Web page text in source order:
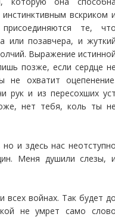
вскриком
те,
или позавчера, и
Выражение
позже, если сердце
не охватит
рук и из пересохших
нет тебя, коль ты
и здесь нас
Меня душили слезы,
войнах. Так будет
не умрет само